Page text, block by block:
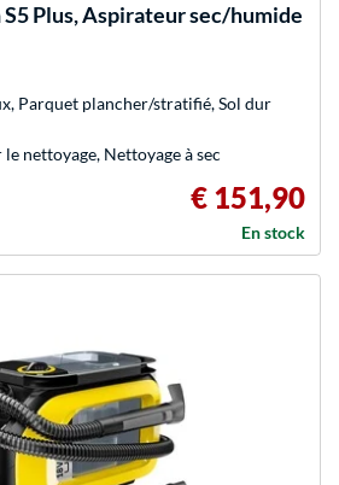
S5 Plus, Aspirateur sec/humide
Parquet plancher/stratifié, Sol dur
nettoyage, Nettoyage à sec
€ 151,90
En stock